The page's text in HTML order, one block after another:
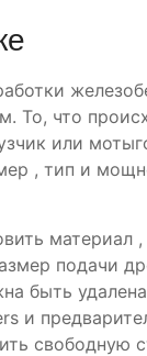
То, что
или
, тип и
материал
подачи
быть
и
свободную